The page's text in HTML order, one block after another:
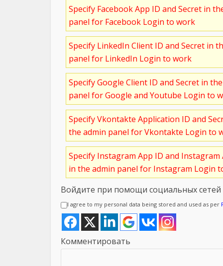
Specify Facebook App ID and Secret in
panel for Facebook Login to work
Specify LinkedIn Client ID and Secret in
panel for LinkedIn Login to work
Specify Google Client ID and Secret in
panel for Google and Youtube Login to
Specify Vkontakte Application ID and
the admin panel for Vkontakte Login to
Specify Instagram App ID and
in the admin panel for Instagram Login
Войдите при помощи социальных сетей
I agree to my personal data being stored and used as per
Комментировать